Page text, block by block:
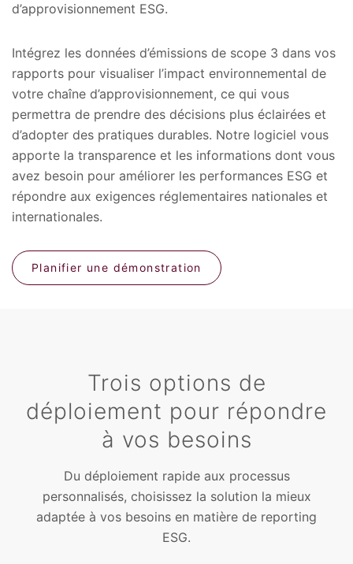
d’approvisionnement ESG.
Intégrez les données d’émissions de scope 3 dans vos
rapports pour visualiser l’impact environnemental de
votre chaîne d’approvisionnement, ce qui vous
permettra de prendre des décisions plus éclairées et
d’adopter des pratiques durables. Notre logiciel vous
apporte la transparence et les informations dont vous
avez besoin pour améliorer les performances ESG et
répondre aux exigences réglementaires nationales et
internationales.
Planifier une démonstration
Trois options de
déploiement pour répondre
à vos besoins
Du déploiement rapide aux processus
personnalisés, choisissez la solution la mieux
adaptée à vos besoins en matière de reporting
ESG.